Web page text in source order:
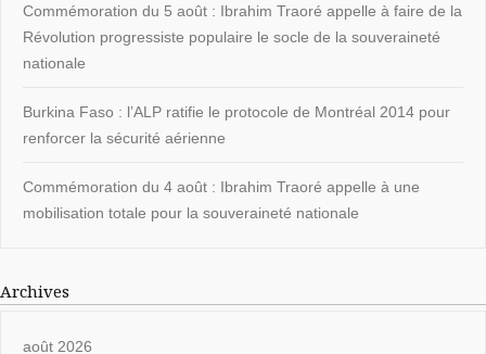
Commémoration du 5 août : Ibrahim Traoré appelle à faire de la
Révolution progressiste populaire le socle de la souveraineté
nationale
Burkina Faso : l’ALP ratifie le protocole de Montréal 2014 pour
renforcer la sécurité aérienne
Commémoration du 4 août : Ibrahim Traoré appelle à une
mobilisation totale pour la souveraineté nationale
Archives
août 2026